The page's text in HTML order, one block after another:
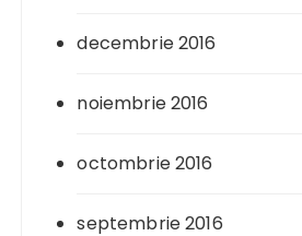
decembrie 2016
noiembrie 2016
octombrie 2016
septembrie 2016